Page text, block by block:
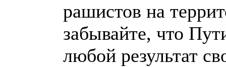
рашистов на
забывайте, что
любой результат